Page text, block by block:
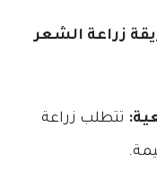
زراعة الشعر
تتطلب زراعة